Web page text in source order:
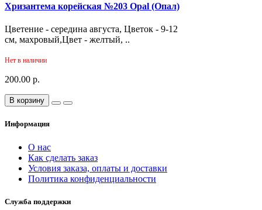
Хризантема корейская №203 Opal (Опал)
Цветение - середина августа, Цветок - 9-12
см, махровый,Цвет - желтый, ..
Нет в наличии
200.00 р.
В корзину
Информация
О нас
Как сделать заказ
Условия заказа, оплаты и доставки
Политика конфиденциальности
Служба поддержки